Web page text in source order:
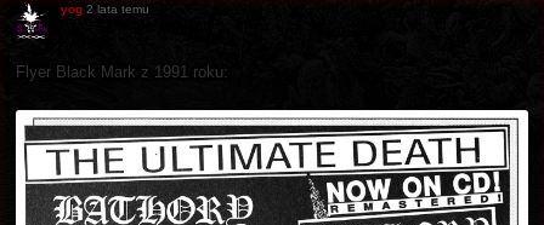
yog 2 lata temu
Flyer Black Mark z 1991 roku: